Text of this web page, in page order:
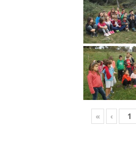
« ‹